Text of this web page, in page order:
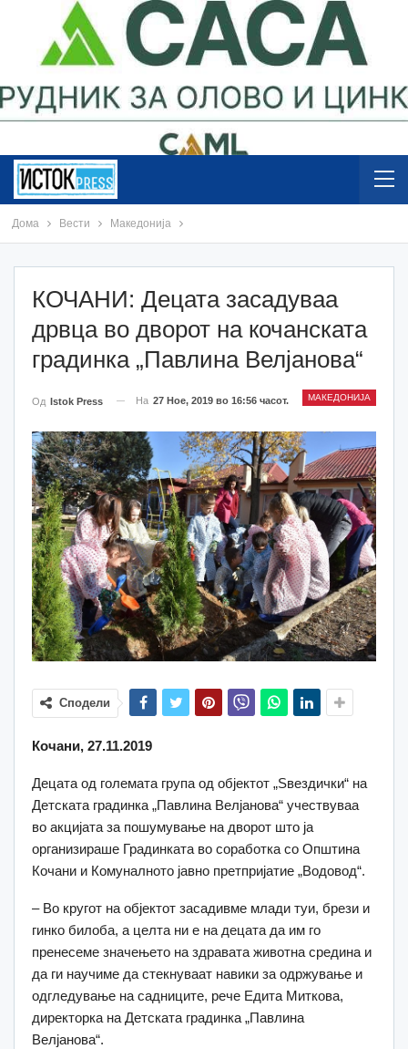
Дома Вести Македонија
КОЧАНИ: Децата засадуваа
дрвца во дворот на кочанската
градинка „Павлина Велјанова“
МАКЕДОНИЈА
Од Istok Press На 27 Ное, 2019 во 16:56 часот.
Сподели
Кочани, 27.11.2019
Децата од големата група од објектот „Ѕвездички“ на
Детската градинка „Павлина Велјанова“ учествуваа
во акцијата за пошумување на дворот што ја
организираше Градинката во соработка со Општина
Кочани и Комуналното јавно претпријатие „Водовод“.
– Во кругот на објектот засадивме млади туи, брези и
гинко билоба, а целта ни е на децата да им го
пренесеме значењето на здравата животна средина и
да ги научиме да стекнуваат навики за одржување и
одгледување на садниците, рече Едита Миткова,
директорка на Детската градинка „Павлина
Велјанова“.